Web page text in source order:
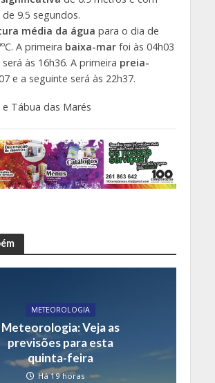
de 9.5 segundos.
média da água para o dia de
A primeira baixa-mar foi às 04h03
às 16h36. A primeira preia-
e a seguinte será às 22h37.
e Tábua das Marés
METEOROLOGIA
Meteorologia: Veja as
previsões para esta
quinta-feira
Há 19 horas